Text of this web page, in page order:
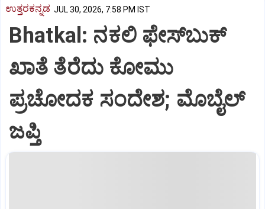
ಉತ್ತರಕನ್ನಡ JUL 30, 2026, 7:58 PM IST
Bhatkal: ನಕಲಿ ಫೇಸ್‌ಬುಕ್
ಖಾತೆ ತೆರೆದು ಕೋಮು
ಪ್ರಚೋದಕ ಸಂದೇಶ; ಮೊಬೈಲ್
ಜಪ್ತಿ